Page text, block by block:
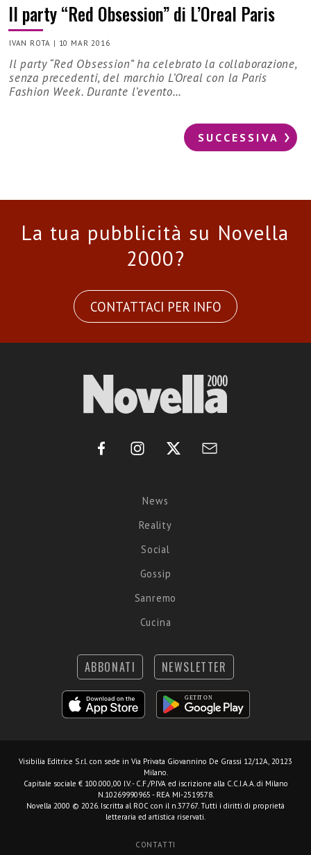
Il party “Red Obsession” di L’Oreal Paris
IVAN ROTA | 10 MAR 2016
Il party “Red Obsession” ha celebrato la collaborazione,
senza precedenti, del marchio L’Oreal con la Paris
Fashion Week. Durante l’evento…
SUCCESSIVA
La tua pubblicità su Novella
2000?
CONTATTACI PER INFO
News
Reality
Social
Gossip
Sanremo
Cucina
ABBONATI NEWSLETTER
Visibilia Editrice S.r.l. con sede in Via Privata Giovannino De Grassi 12/12A, 20123
Milano.
Capitale sociale € 100.000,00 I.V. - C.F./P.IVA ed iscrizione alla C.C.I.A.A. di Milano
N.10269990965 - REA MI-2519578.
Novella 2000 © 2026. Iscritta al ROC con il n.37767. Tutti i diritti di proprietà
letteraria ed artistica riservati.
CONTATTI